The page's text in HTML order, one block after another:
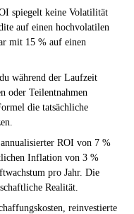
spiegelt keine Volatilität
auf einen hochvolatilen
mit 15 % auf einen
während der Laufzeit
oder Teilentnahmen
die tatsächliche
ROI von 7 %
Inflation von 3 %
pro Jahr. Die
Realität.
reinvestierte